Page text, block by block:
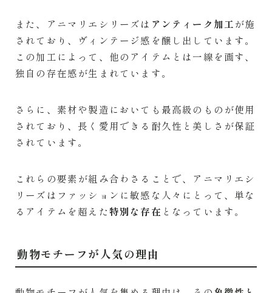
また、アニマリエシリーズは アンティーク加工 が施
されており、ヴィンテージ感を醸し出しています。
この加工によって、他のアイテムとは一線を画す、
独自の存在感が生まれています。
さらに、素材や製造においても最高級のものが使用
されており、長く愛用できる耐久性と美しさが保証
されています。
これらの要素が組み合わさることで、アニマリエシ
リーズはファッションに敏感な人々にとって、単な
るアイテムを超えた特別な存在 となっています。
動物モチーフが人気の理由